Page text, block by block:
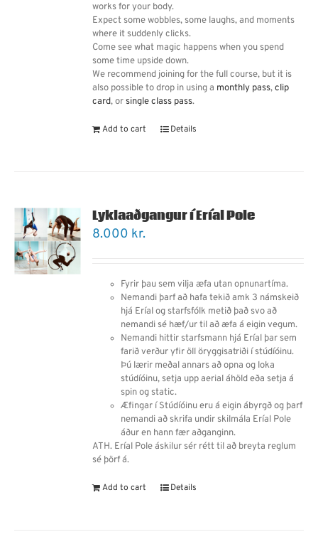
works for your body.
Expect some wobbles, some laughs, and moments
where it suddenly clicks.
Come see what magic happens when you spend
some time upside down.
We recommend joining for the full course, but it is
also possible to drop in using a monthly pass,clip
card, orsingle class pass.
Add to cart Details
Lyklaaðgangur í Eríal Pole
8.000 kr.
Fyrir þau sem vilja æfa utan opnunartíma.
Nemandi þarfað hafa tekið amk 3 námskeið
hjá Eríal og starfsfólk metið það svo að
nemandi sé hæf/ur til að æfa á eigin vegum.
Nemandi hittir starfsmann hjá Eríal þar sem
farið verður yfir öll öryggisatriði í stúdíóinu.
Þú lærir meðal annarsaðopna og loka
stúdíóinu, setja upp aerial áhöld eða setja á
spin og static.
Æfingar í Stúdíóinu eru á eigin ábyrgð og þarf
nemandiað skrifa undir skilmála Eríal Pole
áður en hann fær aðganginn.
ATH. Eríal Pole áskilur sér rétt til að breyta reglum
sé þörf á.
Add to cart Details